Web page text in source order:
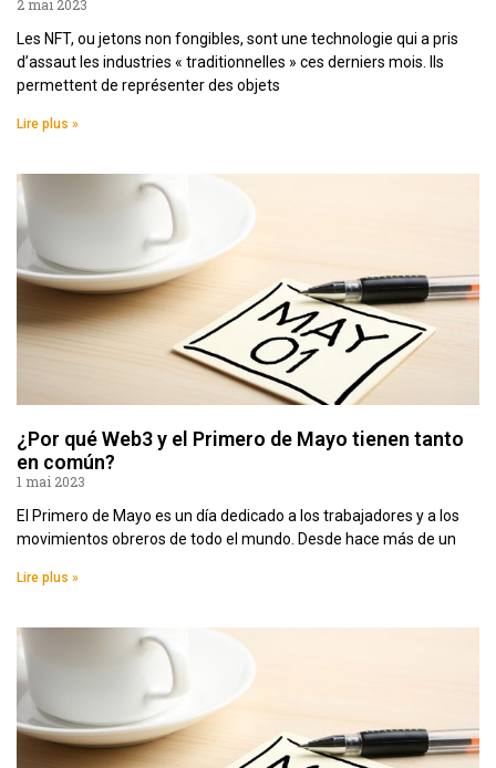
2 mai 2023
Les NFT, ou jetons non fongibles, sont une technologie qui a pris
d’assaut les industries « traditionnelles » ces derniers mois. Ils
permettent de représenter des objets
Lire plus »
¿Por qué Web3 y el Primero de Mayo tienen tanto
en común?
1 mai 2023
El Primero de Mayo es un día dedicado a los trabajadores y a los
movimientos obreros de todo el mundo. Desde hace más de un
Lire plus »